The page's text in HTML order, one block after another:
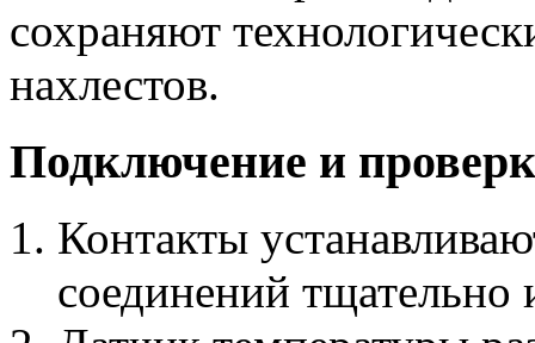
сохраняют
нахлестов.
Подключение и
Контакты
соединений тщательно